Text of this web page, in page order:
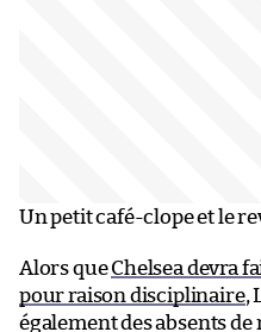
Un petit café-clope et le
Alors queChelsea devra
pour raison disciplinaire,
également des absents